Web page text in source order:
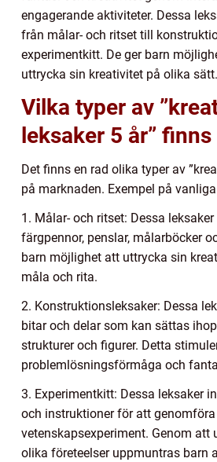
engagerande aktiviteter. Dessa
från målar- och ritset till
experimentkitt. De ger barn
uttrycka sin kreativitet på olika sätt.
Vilka typer av
leksaker 5 år”
Det finns en rad olika typer av
på marknaden. Exempel på
1. Målar- och ritset: Dessa
färgpennor, penslar, målarböcker
barn möjlighet att uttrycka sin
måla och rita.
2. Konstruktionsleksaker: Dessa
bitar och delar som kan sättas
strukturer och figurer. Detta
problemlösningsförmåga och
3. Experimentkitt: Dessa leksaker
och instruktioner för att genomföra
vetenskapsexperiment. Genom att
olika företeelser uppmuntras barn